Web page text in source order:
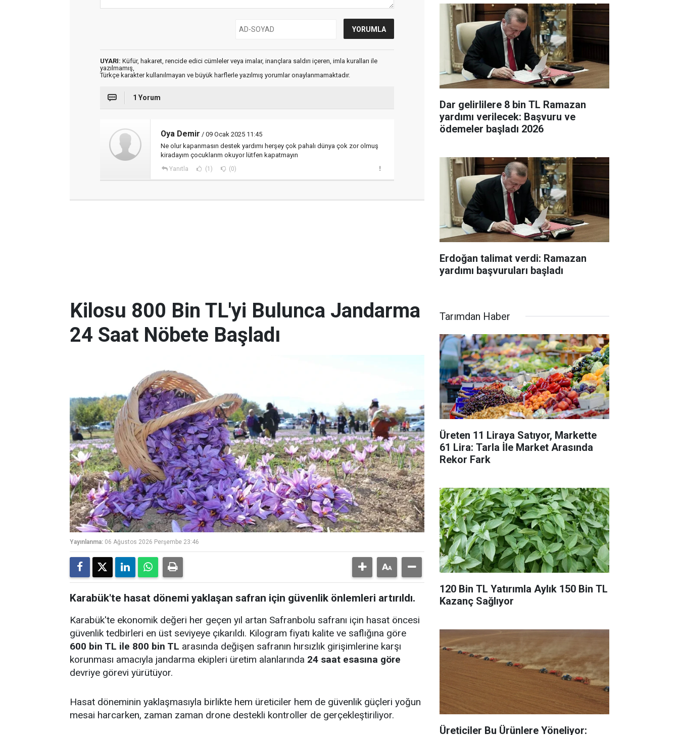
UYARI: Küfür, hakaret, rencide edici cümleler veya imalar, inançlara saldırı içeren, imla kuralları ile
yazılmamış,
Türkçe karakter kullanılmayan ve büyük harflerle yazılmış yorumlar onaylanmamaktadır.
1 Yorum
Oya Demir / 09 Ocak 2025 11:45
Ne olur kapanmasın destek yardımı herşey çok pahalı dünya çok zor olmuş
kiradayım çocuklarım okuyor lütfen kapatmayın
Yanıtla (1) (0)
Dar gelirlilere 8 bin TL Ramazan
yardımı verilecek: Başvuru ve
ödemeler başladı 2026
Erdoğan talimat verdi: Ramazan
yardımı başvuruları başladı
Kilosu 800 Bin TL'yi Bulunca Jandarma
24 Saat Nöbete Başladı
Yayınlanma: 06 Ağustos 2026 Perşembe 23:46
Karabük'te hasat dönemi yaklaşan safran için güvenlik önlemleri artırıldı.
Karabük'te ekonomik değeri her geçen yıl artan Safranbolu safranı için hasat öncesi
güvenlik tedbirleri en üst seviyeye çıkarıldı. Kilogram fiyatı kalite ve saflığına göre
600 bin TL ile 800 bin TL arasında değişen safranın hırsızlık girişimlerine karşı
korunması amacıyla jandarma ekipleri üretim alanlarında 24 saat esasına göre
devriye görevi yürütüyor.
Hasat döneminin yaklaşmasıyla birlikte hem üreticiler hem de güvenlik güçleri yoğun
mesai harcarken, zaman zaman drone destekli kontroller de gerçekleştiriliyor.
Tarımdan Haber
Üreten 11 Liraya Satıyor, Markette
61 Lira: Tarla İle Market Arasında
Rekor Fark
120 Bin TL Yatırımla Aylık 150 Bin TL
Kazanç Sağlıyor
Üreticiler Bu Ürünlere Yöneliyor: